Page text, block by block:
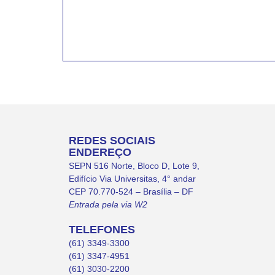
REDES SOCIAIS
ENDEREÇO
SEPN 516 Norte, Bloco D, Lote 9,
Edifício Via Universitas, 4° andar
CEP 70.770-524 – Brasília – DF
Entrada pela via W2
TELEFONES
(61) 3349-3300
(61) 3347-4951
(61) 3030-2200